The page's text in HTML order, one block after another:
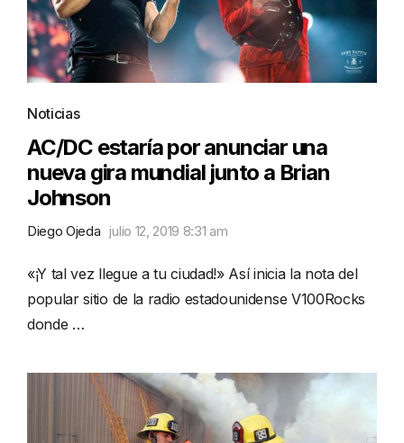
Noticias
AC/DC estaría por anunciar una
nueva gira mundial junto a Brian
Johnson
Diego Ojeda julio 12, 2019 8:31 am
«¡Y tal vez llegue a tu ciudad!» Así inicia la nota del
popular sitio de la radio estadounidense V100Rocks
donde …